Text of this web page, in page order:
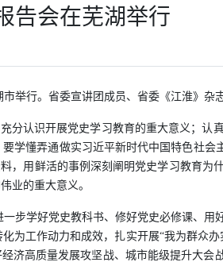
告会在芜湖举行
举行。省委宣讲团成员、省委《江淮》杂
分认识开展党史学习教育的重大意义；认
懂弄通做实习近平新时代中国特色社会
，用鲜活的事例深刻阐明党史学习教育为
业的重大意义。
步学好党史教科书、修好党史必修课、用
工作动力和成效，扎实开展“我为群众
济高质量发展攻坚战、城市能级提升大会